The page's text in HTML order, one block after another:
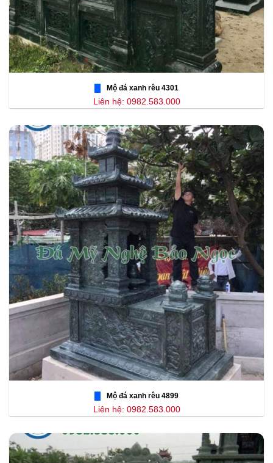
Mộ đá xanh rêu 4301
Liên hệ: 0982.583.000
Mộ đá xanh rêu 4899
Liên hệ: 0982.583.000